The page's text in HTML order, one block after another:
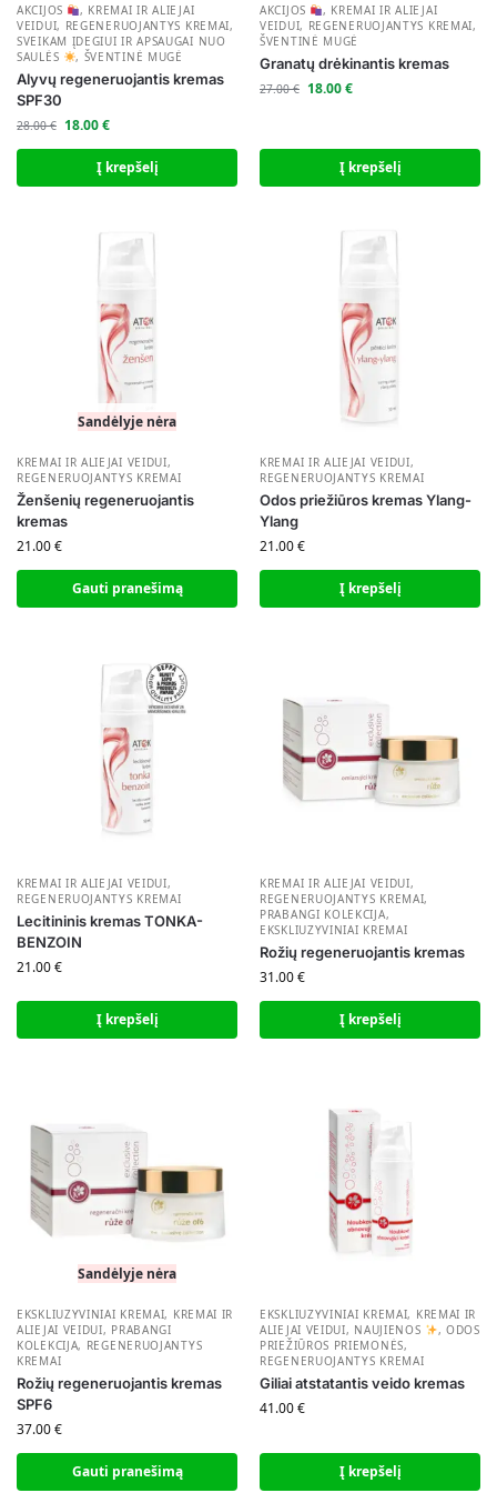
AKCIJOS , KREMAI IR ALIEJAI
VEIDUI, REGENERUOJANTYS KREMAI,
SVEIKAM ĮDEGIUI IR APSAUGAI NUO
SAULĖS
, ŠVENTINĖ MUGĖ
Alyvų regeneruojantis kremas
SPF30
28.00€ 18.00€
Į krepšelį
AKCIJOS , KREMAI IR ALIEJAI
VEIDUI, REGENERUOJANTYS KREMAI,
ŠVENTINĖ MUGĖ
Granatų drėkinantis kremas
27.00€ 18.00€
Į krepšelį
Sandėlyje nėra
KREMAI IR ALIEJAI VEIDUI,
REGENERUOJANTYS KREMAI
Ženšenių regeneruojantis
kremas
21.00€
Gauti pranešimą
KREMAI IR ALIEJAI VEIDUI,
REGENERUOJANTYS KREMAI
Odos priežiūros kremas Ylang-
Ylang
21.00€
Į krepšelį
KREMAI IR ALIEJAI VEIDUI,
REGENERUOJANTYS KREMAI
Lecitininis kremas TONKA-
BENZOIN
21.00€
Į krepšelį
KREMAI IR ALIEJAI VEIDUI,
REGENERUOJANTYS KREMAI,
PRABANGI KOLEKCIJA,
EKSKLIUZYVINIAI KREMAI
Rožių regeneruojantis kremas
31.00€
Į krepšelį
Sandėlyje nėra
EKSKLIUZYVINIAI KREMAI, KREMAI IR
ALIEJAI VEIDUI, PRABANGI
KOLEKCIJA, REGENERUOJANTYS
KREMAI
Rožių regeneruojantis kremas
SPF6
37.00€
Gauti pranešimą
EKSKLIUZYVINIAI KREMAI, KREMAI IR
ALIEJAI VEIDUI, NAUJIENOS , ODOS
PRIEŽIŪROS PRIEMONĖS,
REGENERUOJANTYS KREMAI
Giliai atstatantis veido kremas
41.00€
Į krepšelį